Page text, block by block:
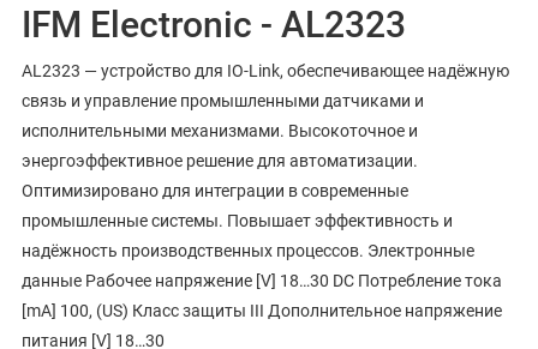
IFM Electronic - AL2323
AL2323 — устройство для IO-Link, обеспечивающее надёжную
связь и управление промышленными датчиками и
исполнительными механизмами. Высокоточное и
энергоэффективное решение для автоматизации.
Оптимизировано для интеграции в современные
промышленные системы. Повышает эффективность и
надёжность производственных процессов. Электронные
данные Рабочее напряжение [V] 18…30 DC Потребление тока
[mA] 100, (US) Класс защиты III Дополнительное напряжение
питания [V] 18…30